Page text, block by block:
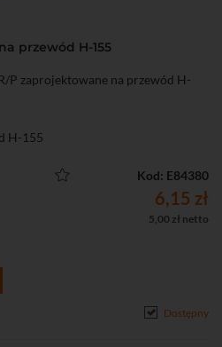
przewód H-155
P zaprojektowane na przewód H-
H-155
Kod: E84380
6,15 zł
5,00 zł netto
Dostępny